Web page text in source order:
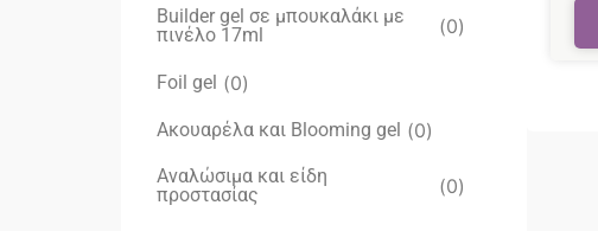
Builder gel σε μπουκαλάκι με
πινέλο 17ml
(0)
Foil gel (0)
Ακουαρέλα και Blooming gel (0)
Αναλώσιμα και είδη
προστασίας
(0)